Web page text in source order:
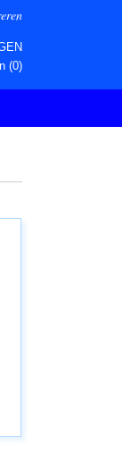
(0)